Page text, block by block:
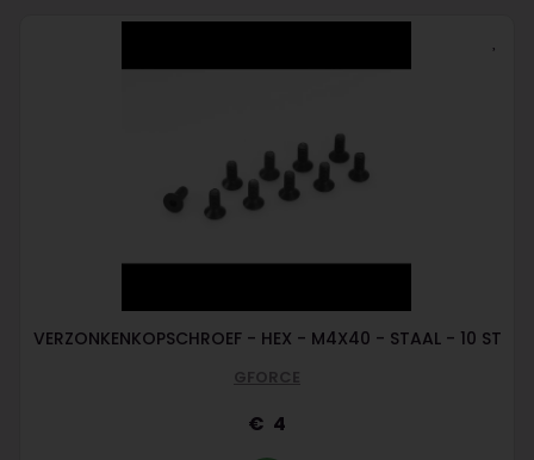
VERZONKENKOPSCHROEF - HEX - M4X40 - STAAL - 10 ST
GFORCE
4